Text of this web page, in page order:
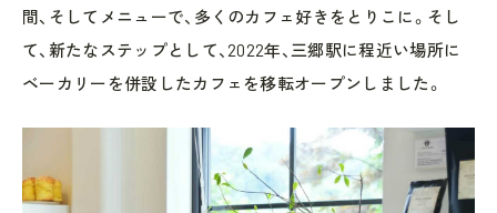
間、そしてメニューで、多くのカフェ好きをとりこに。そし
て、新たなステップとして、2022年、三郷駅に程近い場所に
ベーカリーを併設したカフェを移転オープンしました。